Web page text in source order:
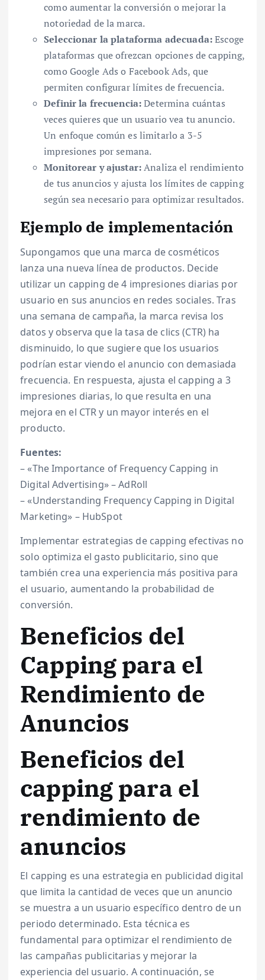
como aumentar la conversión o mejorar la
notoriedad de la marca.
Seleccionar la plataforma adecuada:Escoge
plataformas que ofrezcan opciones de capping,
como Google Ads o Facebook Ads, que
permiten configurar límites de frecuencia.
Definir la frecuencia:Determina cuántas
veces quieres que un usuario vea tu anuncio.
Un enfoque común es limitarlo a 3-5
impresiones por semana.
Monitorear y ajustar:Analiza el rendimiento
de tus anuncios y ajusta los límites de capping
según sea necesario para optimizar resultados.
Ejemplo de implementación
Supongamos que una marca de cosméticos
lanza una nueva línea de productos. Decide
utilizar un capping de 4 impresiones diarias por
usuario en sus anuncios en redes sociales. Tras
una semana de campaña, la marca revisa los
datos y observa que la tasa de clics (CTR) ha
disminuido, lo que sugiere que los usuarios
podrían estar viendo el anuncio con demasiada
frecuencia. En respuesta, ajusta el capping a 3
impresiones diarias, lo que resulta en una
mejora en el CTR y un mayor interés en el
producto.
Fuentes:
– «The Importance of Frequency Capping in
Digital Advertising» – AdRoll
– «Understanding Frequency Capping in Digital
Marketing» – HubSpot
Implementar estrategias de capping efectivas no
solo optimiza el gasto publicitario, sino que
también crea una experiencia más positiva para
el usuario, aumentando la probabilidad de
conversión.
Beneficios del
Capping para el
Rendimiento de
Anuncios
Beneficios del
capping para el
rendimiento de
anuncios
El capping es una estrategia en publicidad digital
que limita la cantidad de veces que un anuncio
se muestra a un usuario específico dentro de un
periodo determinado. Esta técnica es
fundamental para optimizar el rendimiento de
las campañas publicitarias y mejorar la
experiencia del usuario. A continuación, se